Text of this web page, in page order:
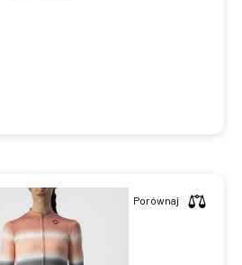
Porównaj